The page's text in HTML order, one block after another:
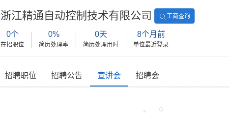
浙江精通自动控制技术有限公司 工商查询
0个
在招职位
0%
简历处理率
0天
简历处理用时
8个月前
单位最近登录
招聘职位 招聘公告 宣讲会 招聘会